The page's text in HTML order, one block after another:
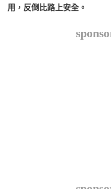
用，反倒比路上安全。